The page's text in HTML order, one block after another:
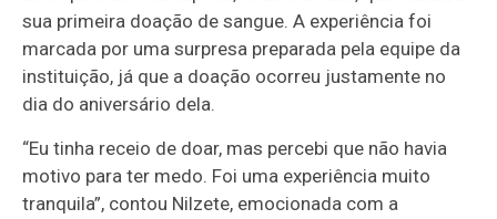
sua primeira doação de sangue. A experiência foi
marcada por uma surpresa preparada pela equipe da
instituição, já que a doação ocorreu justamente no
dia do aniversário dela.
“Eu tinha receio de doar, mas percebi que não havia
motivo para ter medo. Foi uma experiência muito
tranquila”, contou Nilzete, emocionada com a